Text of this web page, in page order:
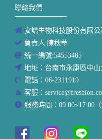
聯絡我們
安譜生物科技股份有限公
負責人:陳秋華
統一編號:54553485
地址：台南市永康區中山
電話：06-2311919
客服：service@freshion.co
服務時間：09:00~17:00